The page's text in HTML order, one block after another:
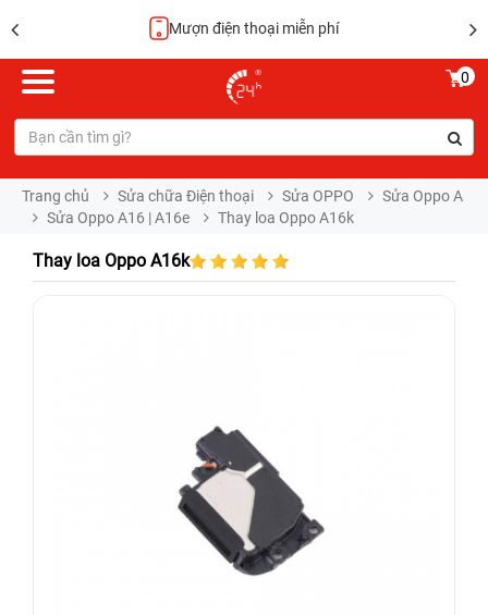
Mượn điện thoại miễn phí
0
Trang chủ Sửa chữa Điện thoại Sửa OPPO
Sửa Oppo A
Sửa Oppo A16 | A16e
Thay loa Oppo A16k
Thay loa Oppo A16k